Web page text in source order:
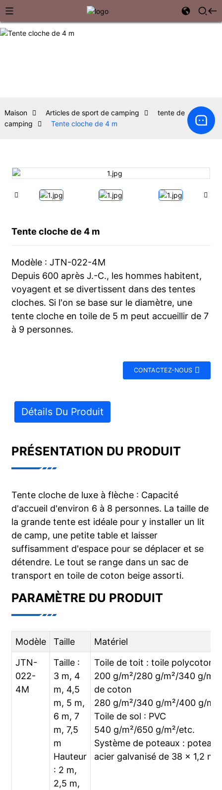
Maison Articles de sport de camping
tente de
camping
Tente cloche de 4 m
Tente cloche de 4 m
Modèle : JTN-022-4M
Depuis 600 après J.-C., les hommes habitent,
voyagent et se divertissent dans des tentes
cloches. Si l'on se base sur le diamètre, une
tente cloche en toile de 5 m peut accueillir de 7
à 9 personnes.
CONTACTEZ-NOUS
Détails Du Produit
PRÉSENTATION DU PRODUIT
Tente cloche de luxe à flèche : Capacité
d'accueil d'environ 6 à 8 personnes. La taille de
la grande tente est idéale pour y installer un lit
de camp, une petite table et laisser
suffisamment d'espace pour se déplacer et se
détendre. Le tout se range dans un sac de
transport en toile de coton beige assorti.
PARAMÈTRE DU PRODUIT
Modèle Taille
Matériel
JTN-
022-
4M
Taille :
3 m, 4
m, 4,5
m, 5 m,
6 m, 7
m, 7,5
m
Hauteur
: 2 m,
2,5 m,
Toile de toit : toile polycoton
200 g/m²/280 g/m²/340 g/
de coton
280 g/m²/340 g/m²/400 g/
Toile de sol : PVC
540 g/m²/650 g/m²/etc.
Système de poteaux : poteau
acier galvanisé de 38 x 1,2